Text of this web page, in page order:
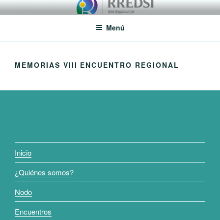
Saltar
al
RREDSI
Red Regional de Semilleros de Investigación RREDSI
Menú
MEMORIAS VIII ENCUENTRO REGIONAL
Inicio
¿Quiénes somos?
Nodo
Encuentros